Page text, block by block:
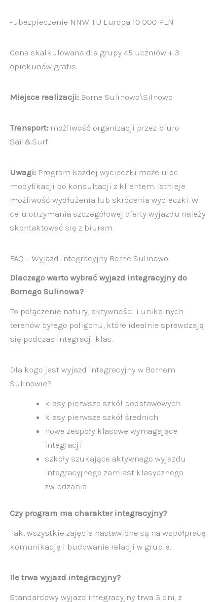
-ubezpieczenie NNW TU Europa 10 000 PLN
Cena skalkulowana dla grupy 45 uczniów + 3
opiekunów gratis
Miejsce realizacji: Borne Sulinowo\Silnowo
Transport: możliwość organizacji przez biuro
Sail&Surf
Uwagi: Program każdej wycieczki może ulec
modyfikacji po konsultacji z klientem. Istnieje
możliwość wydłużenia lub skrócenia wycieczki. W
celu otrzymania szczegółowej oferty wyjazdu należy
skontaktować się z biurem.
FAQ – Wyjazd integracyjny Borne Sulinowo
Dlaczego warto wybrać wyjazd integracyjny do
Bornego Sulinowa?
To połączenie natury, aktywności i unikalnych
terenów byłego poligonu, które idealnie sprawdzają
się podczas integracji klas.
Dla kogo jest wyjazd integracyjny w Bornem
Sulinowie?
klasy pierwsze szkół podstawowych
klasy pierwsze szkół średnich
nowe zespoły klasowe wymagające
integracji
szkoły szukające aktywnego wyjazdu
integracyjnego zamiast klasycznego
zwiedzania
Czy program ma charakter integracyjny?
Tak, wszystkie zajęcia nastawione są na współpracę,
komunikację i budowanie relacji w grupie.
Ile trwa wyjazd integracyjny?
Standardowy wyjazd integracyjny trwa 3 dni, z